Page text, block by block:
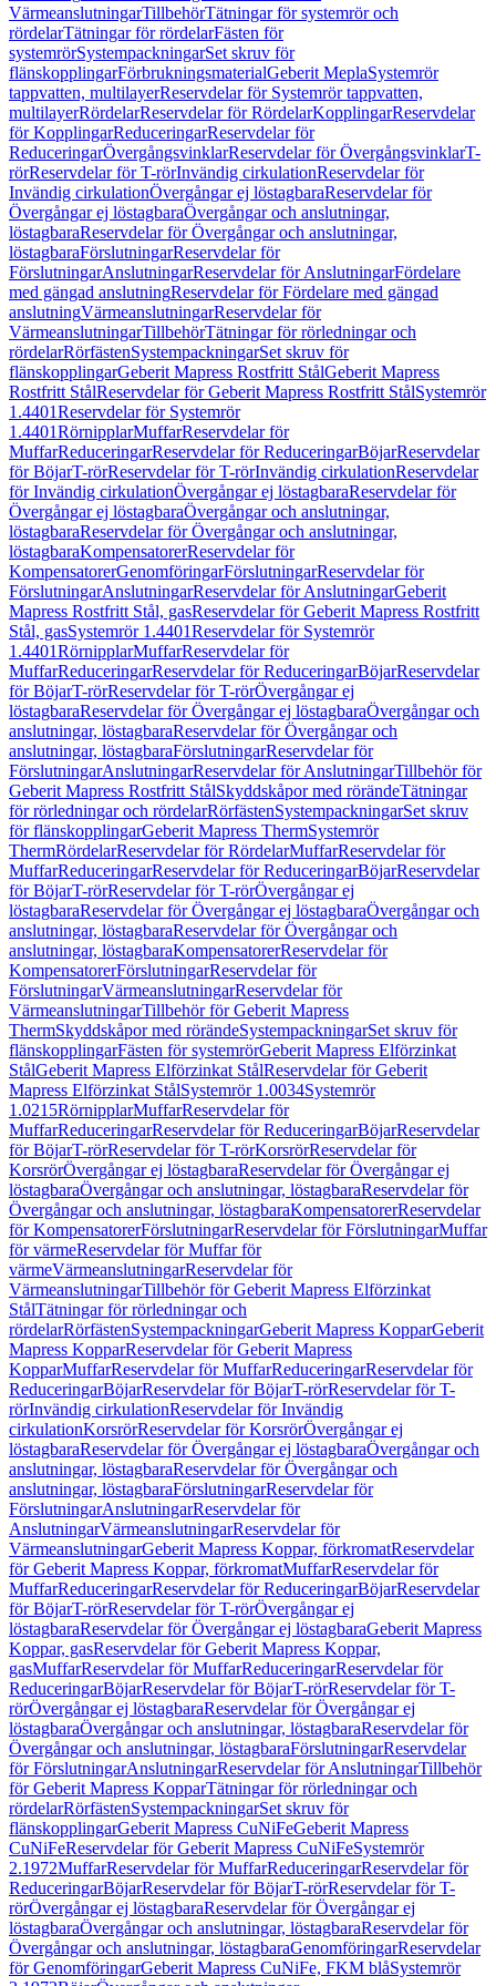
VärmeanslutningarTillbehörTätningar för systemrör och
rördelarTätningar för rördelarFästen för
systemrörSystempackningarSet skruv för
flänskopplingarFörbrukningsmaterialGeberit MeplaSystemrör
tappvatten, multilayerReservdelar för Systemrör tappvatten,
multilayerRördelarReservdelar för RördelarKopplingarReservdelar
för KopplingarReduceringarReservdelar för
ReduceringarÖvergångsvinklarReservdelar för ÖvergångsvinklarT-
rörReservdelar för T-rörInvändig cirkulationReservdelar för
Invändig cirkulationÖvergångar ej löstagbaraReservdelar för
Övergångar ej löstagbaraÖvergångar och anslutningar,
löstagbaraReservdelar för Övergångar och anslutningar,
löstagbaraFörslutningarReservdelar för
FörslutningarAnslutningarReservdelar för AnslutningarFördelare
med gängad anslutningReservdelar för Fördelare med gängad
anslutningVärmeanslutningarReservdelar för
VärmeanslutningarTillbehörTätningar för rörledningar och
rördelarRörfästenSystempackningarSet skruv för
flänskopplingarGeberit Mapress Rostfritt StålGeberit Mapress
Rostfritt StålReservdelar för Geberit Mapress Rostfritt StålSystemrör
1.4401Reservdelar för Systemrör
1.4401RörnipplarMuffarReservdelar för
MuffarReduceringarReservdelar för ReduceringarBöjarReservdelar
för BöjarT-rörReservdelar för T-rörInvändig cirkulationReservdelar
för Invändig cirkulationÖvergångar ej löstagbaraReservdelar för
Övergångar ej löstagbaraÖvergångar och anslutningar,
löstagbaraReservdelar för Övergångar och anslutningar,
löstagbaraKompensatorerReservdelar för
KompensatorerGenomföringarFörslutningarReservdelar för
FörslutningarAnslutningarReservdelar för AnslutningarGeberit
Mapress Rostfritt Stål, gasReservdelar för Geberit Mapress Rostfritt
Stål, gasSystemrör 1.4401Reservdelar för Systemrör
1.4401RörnipplarMuffarReservdelar för
MuffarReduceringarReservdelar för ReduceringarBöjarReservdelar
för BöjarT-rörReservdelar för T-rörÖvergångar ej
löstagbaraReservdelar för Övergångar ej löstagbaraÖvergångar och
anslutningar, löstagbaraReservdelar för Övergångar och
anslutningar, löstagbaraFörslutningarReservdelar för
FörslutningarAnslutningarReservdelar för AnslutningarTillbehör för
Geberit Mapress Rostfritt StålSkyddskåpor med rörändeTätningar
för rörledningar och rördelarRörfästenSystempackningarSet skruv
för flänskopplingarGeberit Mapress ThermSystemrör
ThermRördelarReservdelar för RördelarMuffarReservdelar för
MuffarReduceringarReservdelar för ReduceringarBöjarReservdelar
för BöjarT-rörReservdelar för T-rörÖvergångar ej
löstagbaraReservdelar för Övergångar ej löstagbaraÖvergångar och
anslutningar, löstagbaraReservdelar för Övergångar och
anslutningar, löstagbaraKompensatorerReservdelar för
KompensatorerFörslutningarReservdelar för
FörslutningarVärmeanslutningarReservdelar för
VärmeanslutningarTillbehör för Geberit Mapress
ThermSkyddskåpor med rörändeSystempackningarSet skruv för
flänskopplingarFästen för systemrörGeberit Mapress Elförzinkat
StålGeberit Mapress Elförzinkat StålReservdelar för Geberit
Mapress Elförzinkat StålSystemrör 1.0034Systemrör
1.0215RörnipplarMuffarReservdelar för
MuffarReduceringarReservdelar för ReduceringarBöjarReservdelar
för BöjarT-rörReservdelar för T-rörKorsrörReservdelar för
KorsrörÖvergångar ej löstagbaraReservdelar för Övergångar ej
löstagbaraÖvergångar och anslutningar, löstagbaraReservdelar för
Övergångar och anslutningar, löstagbaraKompensatorerReservdelar
för KompensatorerFörslutningarReservdelar för FörslutningarMuffar
för värmeReservdelar för Muffar för
värmeVärmeanslutningarReservdelar för
VärmeanslutningarTillbehör för Geberit Mapress Elförzinkat
StålTätningar för rörledningar och
rördelarRörfästenSystempackningarGeberit Mapress KopparGeberit
Mapress KopparReservdelar för Geberit Mapress
KopparMuffarReservdelar för MuffarReduceringarReservdelar för
ReduceringarBöjarReservdelar för BöjarT-rörReservdelar för T-
rörInvändig cirkulationReservdelar för Invändig
cirkulationKorsrörReservdelar för KorsrörÖvergångar ej
löstagbaraReservdelar för Övergångar ej löstagbaraÖvergångar och
anslutningar, löstagbaraReservdelar för Övergångar och
anslutningar, löstagbaraFörslutningarReservdelar för
FörslutningarAnslutningarReservdelar för
AnslutningarVärmeanslutningarReservdelar för
VärmeanslutningarGeberit Mapress Koppar, förkromatReservdelar
för Geberit Mapress Koppar, förkromatMuffarReservdelar för
MuffarReduceringarReservdelar för ReduceringarBöjarReservdelar
för BöjarT-rörReservdelar för T-rörÖvergångar ej
löstagbaraReservdelar för Övergångar ej löstagbaraGeberit Mapress
Koppar, gasReservdelar för Geberit Mapress Koppar,
gasMuffarReservdelar för MuffarReduceringarReservdelar för
ReduceringarBöjarReservdelar för BöjarT-rörReservdelar för T-
rörÖvergångar ej löstagbaraReservdelar för Övergångar ej
löstagbaraÖvergångar och anslutningar, löstagbaraReservdelar för
Övergångar och anslutningar, löstagbaraFörslutningarReservdelar
för FörslutningarAnslutningarReservdelar för AnslutningarTillbehör
för Geberit Mapress KopparTätningar för rörledningar och
rördelarRörfästenSystempackningarSet skruv för
flänskopplingarGeberit Mapress CuNiFeGeberit Mapress
CuNiFeReservdelar för Geberit Mapress CuNiFeSystemrör
2.1972MuffarReservdelar för MuffarReduceringarReservdelar för
ReduceringarBöjarReservdelar för BöjarT-rörReservdelar för T-
rörÖvergångar ej löstagbaraReservdelar för Övergångar ej
löstagbaraÖvergångar och anslutningar, löstagbaraReservdelar för
Övergångar och anslutningar, löstagbaraGenomföringarReservdelar
för GenomföringarGeberit Mapress CuNiFe, FKM blåSystemrör